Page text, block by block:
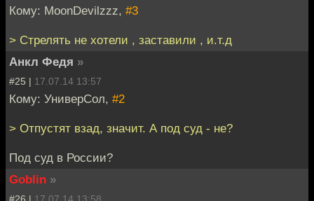
Кому: MoonDevilzzz, #3
> Стрелять не хотели , заставили , и.т.д
Анкл Федя »
#25 | 17.07.14 13:57
Кому: УниверСол, #2
> Отпустят взад, значит. А под суд - не?
Под суд в России?
Goblin »